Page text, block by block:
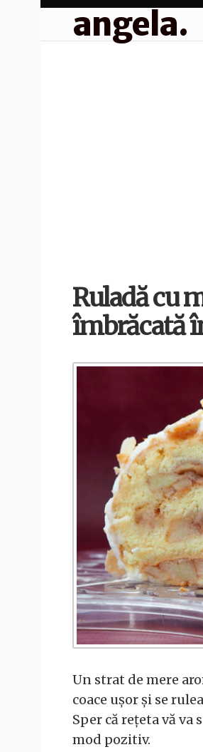
angela.
Ruladă cu
îmbrăcată
Un strat de mere
coace ușor și se
Sper că rețeta vă
mod pozitiv.